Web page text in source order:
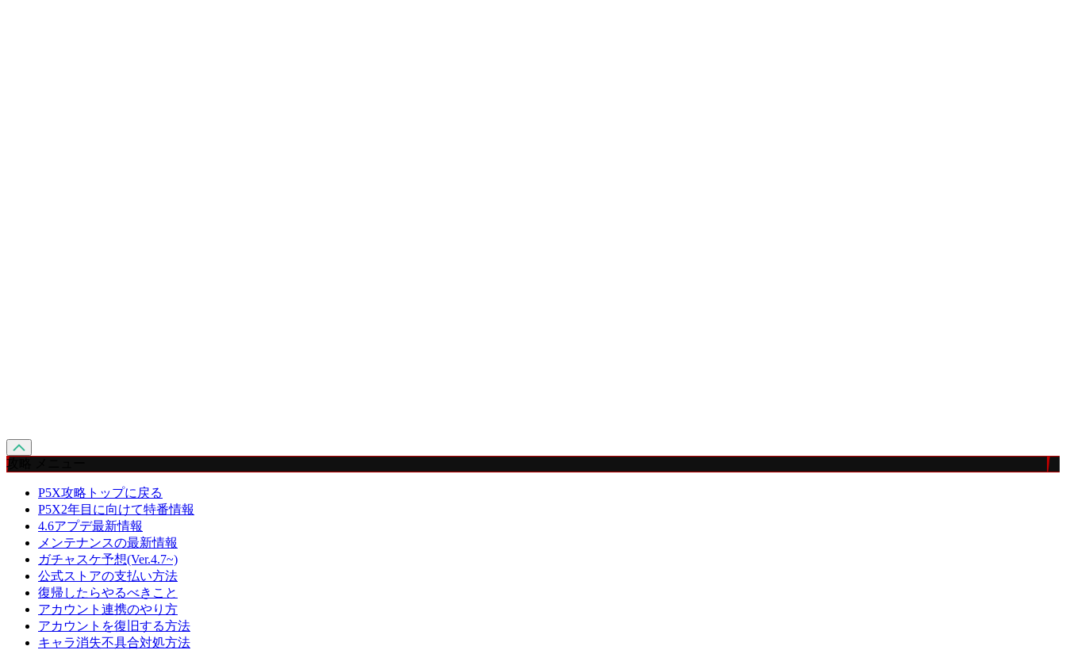
攻略 メニュー
P5X攻略トップに戻る
P5X2年目に向けて特番情報
4.6アプデ最新情報
メンテナンスの最新情報
ガチャスケ予想(Ver.4.7~)
公式ストアの支払い方法
復帰したらやるべきこと
アカウント連携のやり方
アカウントを復旧する方法
キャラ消失不具合対処方法